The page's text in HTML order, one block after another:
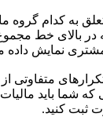
به کدام گروه
در بالای خط
نمایش
متفاوتی
که شما باید
ثبت کنید.